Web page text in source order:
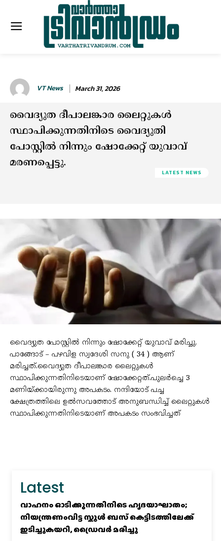
VT News March 31, 2026
വൈദ്യുത ദീപാലങ്കാര ലൈറ്റുകള്‍
സ്ഥാപിക്കുന്നതിനിടെ വൈദ്യുതി
പോസ്റ്റിൽ നിന്നും ഷോക്കേറ്റ് യുവാവ്
മരണപ്പെട്ടു.
LATEST NEWS
വൈദ്യുത പോസ്റ്റില്‍ നിന്നും ഷോക്കേറ്റ് യുവാവ് മരിച്ചു.
പാങ്ങോട് – പഴവിള സ്വദേശി സനു ( 34 ) ആണ്
മരിച്ചത്.വൈദ്യുത ദീപാലങ്കാര ലൈറ്റുകള്‍
സ്ഥാപിക്കുന്നതിനിടെയാണ് ഷോക്കേറ്റത്.പുലർച്ചെ 3
മണിയ്ക്കായിരുന്നു അപകടം. നന്ദിയോട് പച്ച
ക്ഷേത്രത്തിലെ ഉല്‍സവത്തോട് അനുബന്ധിച്ച്‌ ലൈറ്റുകള്‍
സ്ഥാപിക്കുന്നതിനിടെയാണ് അപകടം സംഭവിച്ചത്
Latest
വാഹനം ഓടിക്കുന്നതിനിടെ ഹൃദയാഘാതം;
നിയന്ത്രണംവിട്ട സ്കൂൾ ബസ് കെട്ടിടത്തിലേക്ക്
ഇടിച്ചുകയറി, ഡ്രൈവർ മരിച്ചു